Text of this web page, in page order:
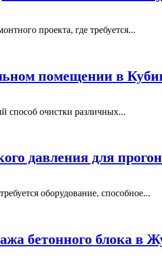
проекта, где требуется...
помещении в
способ очистки различных...
давления для
оборудование, способное...
бетонного блока в